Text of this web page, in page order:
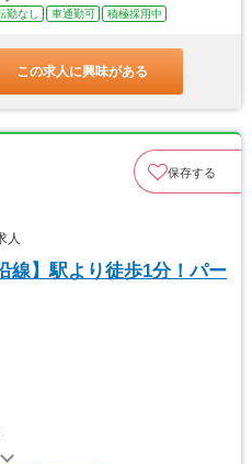
勤なし 車通勤可 積極採用中
この求人に興味がある
保存する
人
線】駅より徒歩1分！パー